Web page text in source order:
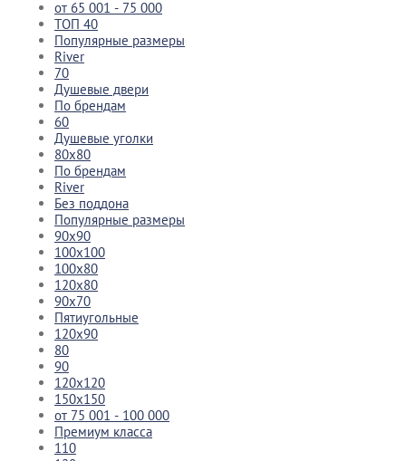
от 65 001 - 75 000
ТОП 40
Популярные размеры
River
70
Душевые двери
По брендам
60
Душевые уголки
80x80
По брендам
River
Без поддона
Популярные размеры
90x90
100x100
100x80
120x80
90x70
Пятиугольные
120x90
80
90
120x120
150x150
от 75 001 - 100 000
Премиум класса
110